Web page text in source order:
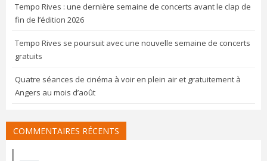
Tempo Rives : une dernière semaine de concerts avant le clap de
fin de l’édition 2026
Tempo Rives se poursuit avec une nouvelle semaine de concerts
gratuits
Quatre séances de cinéma à voir en plein air et gratuitement à
Angers au mois d’août
COMMENTAIRES RÉCENTS